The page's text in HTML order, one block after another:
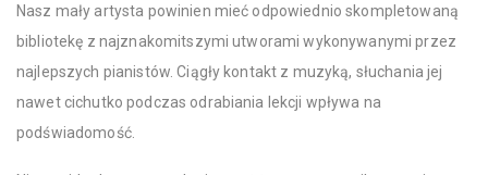
Nasz mały artysta powinien mieć odpowiednio skompletowaną
bibliotekę z najznakomitszymi utworami wykonywanymi przez
najlepszych pianistów. Ciągły kontakt z muzyką, słuchania jej
nawet cichutko podczas odrabiania lekcji wpływa na
podświadomość.